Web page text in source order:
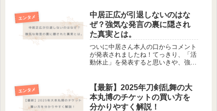
エンタメ
中居正広が引退しないのはな
ぜ？強気な発言の裏に隠され
た真実とは。
ついに中居さん本人の口からコメント
が発表されましたね！てっきり、「活
動休止」を発表すると思いきや、強気
迷惑をお掛けしていること、⼤変申し
訳なく思っております。報道内容にお
い...
エンタメ
【最新】2025年刀剣乱舞の大
本丸博のチケットの買い方を
分かりやすく解説！